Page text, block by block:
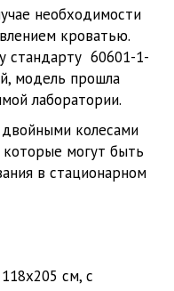
необходимости
кроватью.
стандарту 60601-1-
модель прошла
лаборатории.
колесами
которые могут быть
в стационарном
см, с